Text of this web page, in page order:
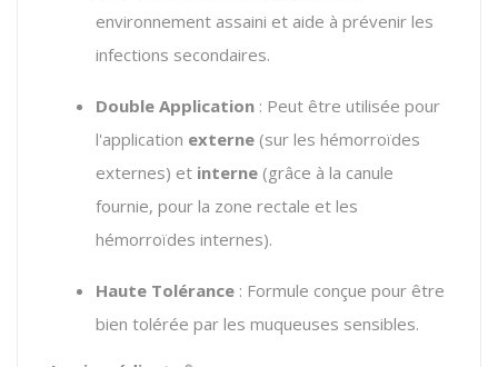
environnement assaini et aide à prévenir les
infections secondaires.
Double Application : Peut être utilisée pour
l'application externe (sur les hémorroïdes
externes) et interne (grâce à la canule
fournie, pour la zone rectale et les
hémorroïdes internes).
Haute Tolérance : Formule conçue pour être
bien tolérée par les muqueuses sensibles.